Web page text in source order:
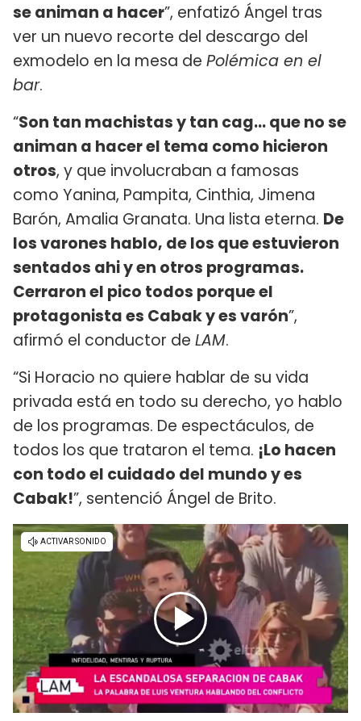
se animan a hacer”, enfatizó Ángel tras
ver un nuevo recorte del descargo del
exmodelo en la mesa de Polémica en el
bar.
“Son tan machistas y tan cag... que no se
animan a hacer el tema como hicieron
otros, y que involucraban a famosas
como Yanina, Pampita, Cinthia, Jimena
Barón, Amalia Granata. Una lista eterna. De
los varones hablo, de los que estuvieron
sentados ahi y en otros programas.
Cerraron el pico todos porque el
protagonista es Cabak y es varón”,
afirmó el conductor de LAM.
“Si Horacio no quiere hablar de su vida
privada está en todo su derecho, yo hablo
de los programas. De espectáculos, de
todos los que trataron el tema. ¡Lo hacen
con todo el cuidado del mundo y es
Cabak!”, sentenció Ángel de Brito.